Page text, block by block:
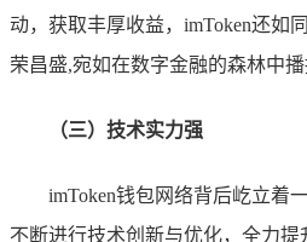
动，获取丰厚收益，imToken还如
荣昌盛,宛如在数字金融的森林中播
（三）技术实力强
imToken钱包网络背后屹立着
不断进行技术创新与优化，全力